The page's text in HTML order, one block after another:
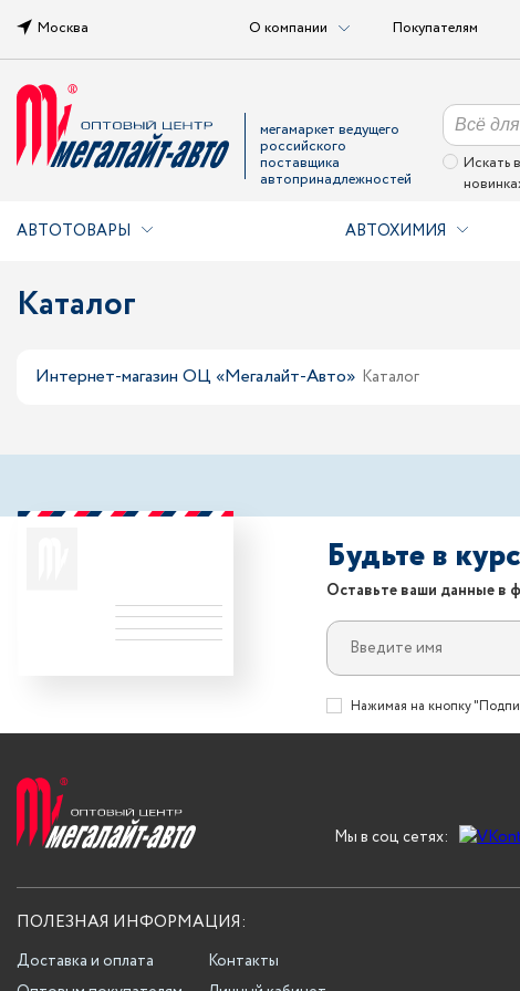
Москва О компании Покупателям
мегамаркет ведущего
российского
поставщика
автопринадлежностей
Искать в
АВТОТОВАРЫ АВТОХИМИЯ
Каталог
Интернет-магазин ОЦ «Мегалайт-Авто» Каталог
Будьте в
Оставьте ваши данные в
Нажимая на кнопку
Мы в соц сетях:
ПОЛЕЗНАЯ ИНФОРМАЦИЯ:
Доставка и оплата
Контакты